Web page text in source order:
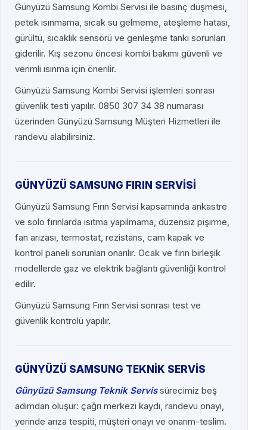
Günyüzü Samsung Kombi Servisi ile basınç düşmesi,
petek ısınmama, sıcak su gelmeme, ateşleme hatası,
gürültü, sıcaklık sensörü ve genleşme tankı sorunları
giderilir. Kış sezonu öncesi kombi bakımı güvenli ve
verimli ısınma için önerilir.
Günyüzü Samsung Kombi Servisi işlemleri sonrası
güvenlik testi yapılır. 0850 307 34 38 numarası
üzerinden Günyüzü Samsung Müşteri Hizmetleri ile
randevu alabilirsiniz.
GÜNYÜZÜ SAMSUNG FIRIN SERVİSİ
Günyüzü Samsung Fırın Servisi kapsamında ankastre
ve solo fırınlarda ısıtma yapılmama, düzensiz pişirme,
fan arızası, termostat, rezistans, cam kapak ve
kontrol paneli sorunları onarılır. Ocak ve fırın birleşik
modellerde gaz ve elektrik bağlantı güvenliği kontrol
edilir.
Günyüzü Samsung Fırın Servisi sonrası test ve
güvenlik kontrolü yapılır.
GÜNYÜZÜ SAMSUNG TEKNİK SERVİS
Günyüzü Samsung Teknik Servissürecimiz beş
adımdan oluşur: çağrı merkezi kaydı, randevu onayı,
yerinde arıza tespiti, müşteri onayı ve onarım-teslim.